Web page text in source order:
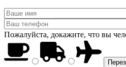
Пожалуйста, докажите, что вы